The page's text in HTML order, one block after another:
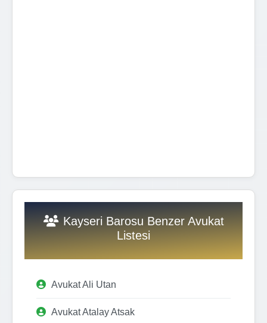
Kayseri Barosu Benzer Avukat
Listesi
Avukat Ali Utan
Avukat Atalay Atsak